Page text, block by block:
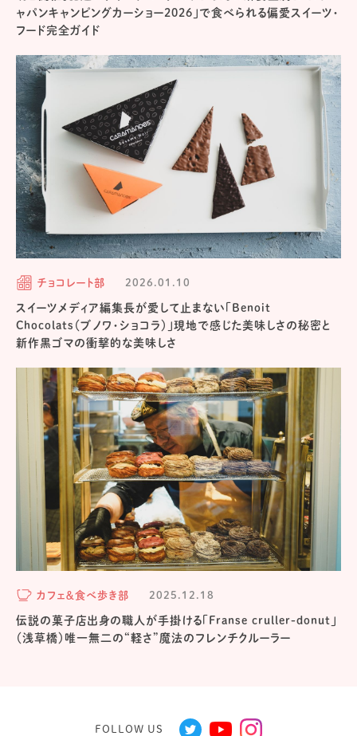
ャパンキャンピングカーショー2026」で食べられる偏愛スイーツ・
フード完全ガイド
チョコレート部 2026.01.10
スイーツメディア編集長が愛して止まない「Benoit
Chocolats（ブノワ・ショコラ）」現地で感じた美味しさの秘密と
新作黒ゴマの衝撃的な美味しさ
カフェ＆食べ歩き部 2025.12.18
伝説の菓子店出身の職人が手掛ける「Franse cruller-donut」
（浅草橋）唯一無二の“軽さ”魔法のフレンチクルーラー
FOLLOW US